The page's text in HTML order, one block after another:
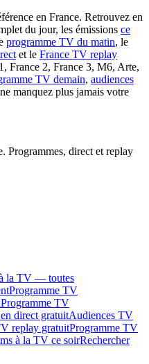
en France. Retrouvez en
du jour, les émissions ce
programme TV du matin, le
et le France TV replay
France 2, France 3, M6, Arte,
TV demain, audiences
manquez plus jamais votre
Programmes, direct et replay
la TV — toutes
Programme TV
Programme TV
direct gratuitAudiences TV
replay gratuitProgramme TV
à la TV ce soirRechercher